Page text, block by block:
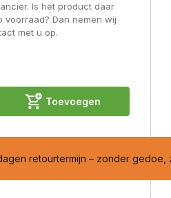
beschadiging van de rail.
raden.
Is het product daar
voorraad? Dan nemen wij
met u op.
Toevoegen
retourtermijn – zonder gedoe,